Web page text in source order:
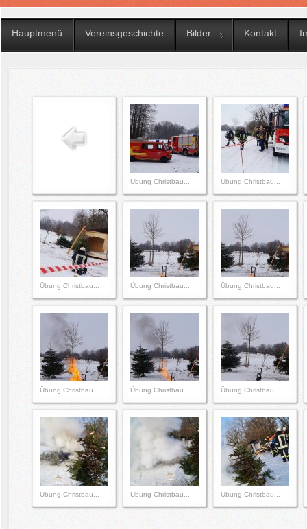
Hauptmenü Vereinsgeschichte Bilder Kontakt
Übung Christbau... Übung Christbau...
Übung Christbau... Übung Christbau... Übung Christbau...
Übung Christbau... Übung Christbau... Übung Christbau...
Übung Christbau... Übung Christbau... Übung Christbau...